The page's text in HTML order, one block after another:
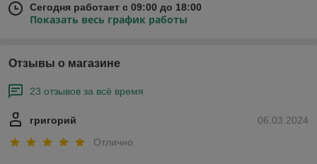
Сегодня работает с 09:00 до 18:00
Показать весь график работы
Отзывы о магазине
23 отзывов за всё время
06.03.2024
григорий
Отлично